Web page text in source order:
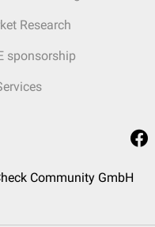
Research
sponsorship
Community GmbH